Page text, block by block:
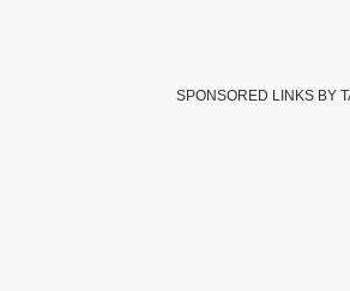
SPONSORED LINKS BY